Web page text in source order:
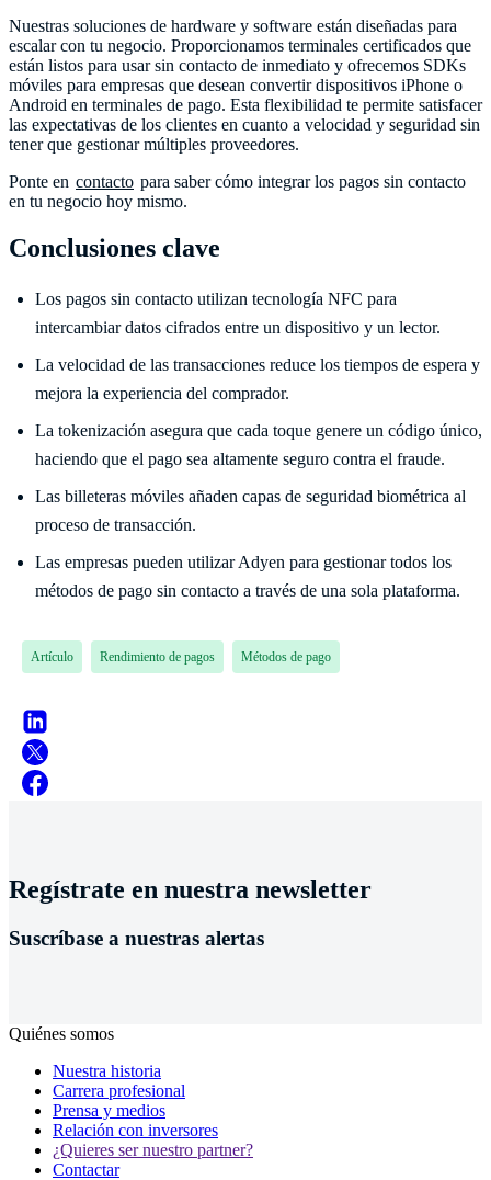
Nuestras soluciones de hardware y software están diseñadas para
escalar con tu negocio. Proporcionamos terminales certificados que
están listos para usar sin contacto de inmediato y ofrecemos SDKs
móviles para empresas que desean convertir dispositivos iPhone o
Android en terminales de pago. Esta flexibilidad te permite satisfacer
las expectativas de los clientes en cuanto a velocidad y seguridad sin
tener que gestionar múltiples proveedores.
Ponte en contacto para saber cómo integrar los pagos sin contacto
en tu negocio hoy mismo.
Conclusiones clave
Los pagos sin contacto utilizan tecnología NFC para
intercambiar datos cifrados entre un dispositivo y un lector.
La velocidad de las transacciones reduce los tiempos de espera y
mejora la experiencia del comprador.
La tokenización asegura que cada toque genere un código único,
haciendo que el pago sea altamente seguro contra el fraude.
Las billeteras móviles añaden capas de seguridad biométrica al
proceso de transacción.
Las empresas pueden utilizar Adyen para gestionar todos los
métodos de pago sin contacto a través de una sola plataforma.
Artículo Rendimiento de pagos Métodos de pago
Regístrate en nuestra newsletter
Suscríbase a nuestras alertas
Quiénes somos
Nuestra historia
Carrera profesional
Prensa y medios
Relación con inversores
¿Quieres ser nuestro partner?
Contactar